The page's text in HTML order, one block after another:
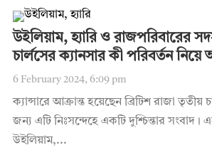
উইলিয়াম, হ্যারি ও রাজপরিবারের
চার্লসের ক্যানসার কী পরিবর্তন
6 February 2024, 6:09 pm
ক্যান্সারে আক্রান্ত হয়েছেন ব্রিটিশ রাজা তৃতীয়
জন্য এটি নিঃসন্দেহে একটি দুশ্চিন্তার সংবাদ।
উইলিয়াম,...